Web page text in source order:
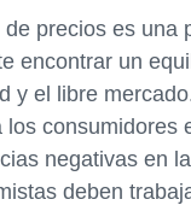
precios es
encontrar un
y el libre
consumidores
negativas en
deben